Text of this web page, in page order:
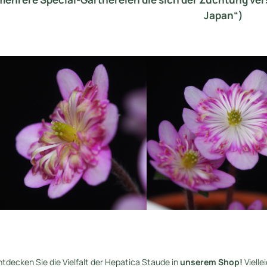
Japan“)
Sie die Vielfalt der Hepatica Staude inunserem Shop!